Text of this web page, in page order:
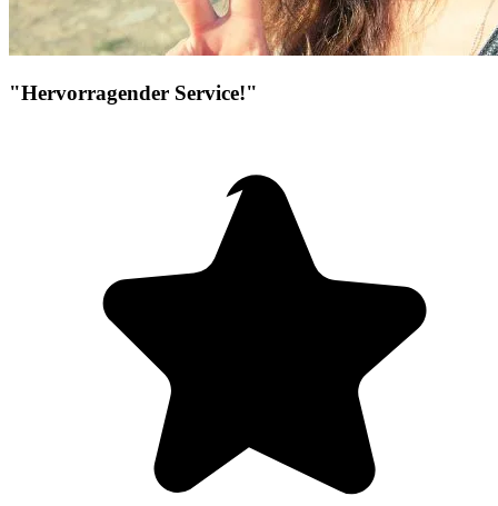
"Hervorragender Service!"